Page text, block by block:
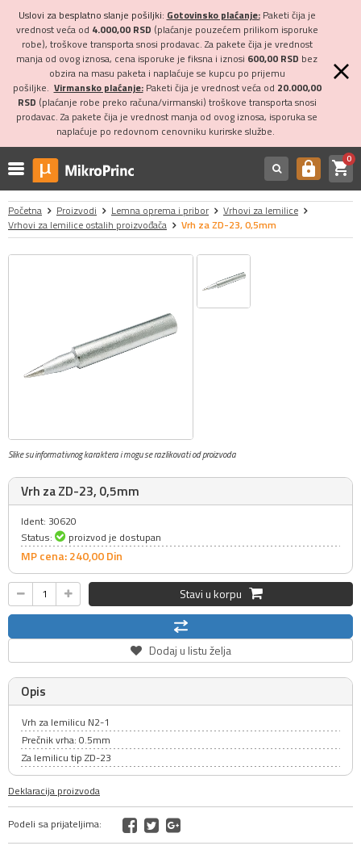
Uslovi za besplatno slanje pošiljki: Gotovinsko plaćanje:Paketi čija je
vrednost veća od 4.000,00 RSD (plaćanje pouzećem prilikom isporuke
robe), troškove transporta snosi prodavac. Za pakete čija je vrednost
manja od ovog iznosa, cena isporuke je fiksna i iznosi 600,00 RSD bez
obzira na masu paketa i naplaćuje se kupcu po prijemu
pošiljke. Virmansko plaćanje:Paketi čija je vrednost veća od 20.000,00
RSD (plaćanje robe preko računa/virmanski) troškove transporta snosi
prodavac. Za pakete čija je vrednost manja od ovog iznosa, isporuka se
naplaćuje po redovnom cenovniku kurirske službe.
https shopping_cart0
Početna Proizvodi Lemna oprema i pribor
Vrhovi za lemilice
Vrhovi za lemilice ostalih proizvođača
Vrh za ZD-23, 0,5mm
Slike su informativnog karaktera i mogu se razlikovati od proizvoda
Vrh za ZD-23, 0,5mm
Ident: 30620
Status:
proizvod je dostupan
MP cena: 240,00Din
Stavi u korpu
Dodaj u listu želja
Opis
Vrh za lemilicu N2-1
Prečnik vrha: 0.5mm
Za lemilicu tip ZD-23
Deklaracija proizvoda
Podeli sa prijateljima: